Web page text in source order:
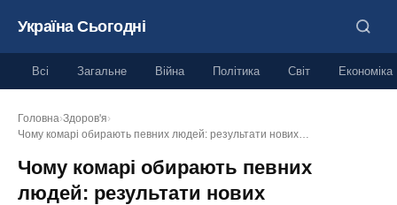
Україна Сьогодні
Всі Загальне Війна Політика Світ Економіка
Головна›Здоров'я›
Чому комарі обирають певних людей: результати нових…
Чому комарі обирають певних
людей: результати нових